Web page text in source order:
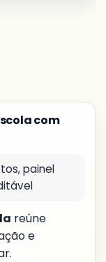
com
painel
reúne
e